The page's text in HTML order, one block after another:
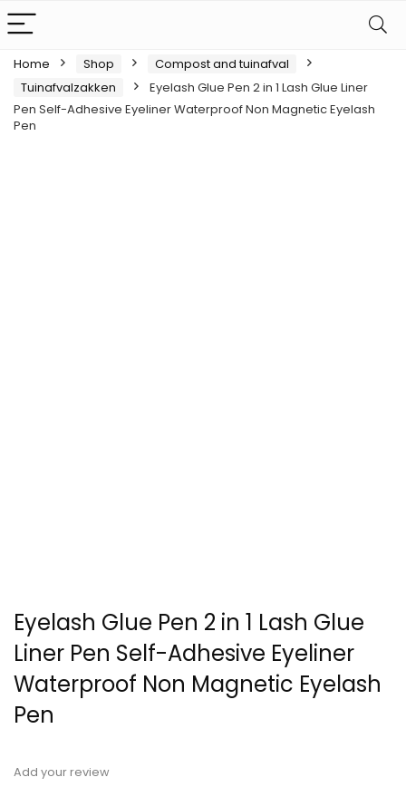
Home Shop
Compost and tuinafval
Tuinafvalzakken
Eyelash Glue Pen 2 in 1 Lash Glue Liner
Pen Self-Adhesive Eyeliner Waterproof Non Magnetic Eyelash
Pen
Eyelash Glue Pen 2 in 1 Lash Glue
Liner Pen Self-Adhesive Eyeliner
Waterproof Non Magnetic Eyelash
Pen
Add your review